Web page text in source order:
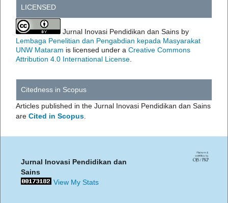
LICENSED
Jurnal Inovasi Pendidikan dan Sains by
Lembaga Penelitian dan Pengabdian kepada Masyarakat
UNW Mataram is licensed under a Creative Commons
Attribution 4.0 International License.
Citedness in Scopus
Articles published in the Jurnal Inovasi Pendidikan dan Sains
are Cited in Scopus.
Jurnal Inovasi Pendidikan dan
Sains
View My Stats